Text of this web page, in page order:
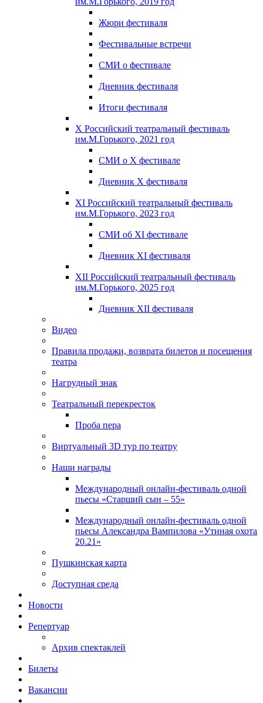
Жюри фестиваля
Фестивальные встречи
СМИ о фестивале
Дневник фестиваля
Итоги фестиваля
X Российский театральный фестиваль
им.М.Горького, 2021 год
СМИ о X фестивале
Дневник X фестиваля
XI Российский театральный фестиваль
им.М.Горького, 2023 год
СМИ об XI фестивале
Дневник XI фестиваля
XII Российский театральный фестиваль
им.М.Горького, 2025 год
Дневник XII фестиваля
Видео
Правила продажи, возврата билетов и посещения
театра
Нагрудный знак
Театральный перекресток
Проба пера
Виртуальный 3D тур по театру
Наши награды
Международный онлайн-фестиваль одной
пьесы «Старший сын – 55»
Международный онлайн-фестиваль одной
пьесы Александра Вампилова «Утиная охота
20.21»
Пушкинская карта
Доступная среда
Новости
Репертуар
Архив спектаклей
Билеты
Вакансии